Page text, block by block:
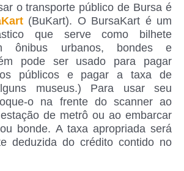
o transporte público de Bursa é
(BuKart). O BursaKart é um
que serve como bilhete
ônibus urbanos, bondes e
pode ser usado para pagar
públicos e pagar a taxa de
museus.) Para usar seu
o na frente do scanner ao
de metrô ou ao embarcar
bonde. A taxa apropriada será
deduzida do crédito contido no